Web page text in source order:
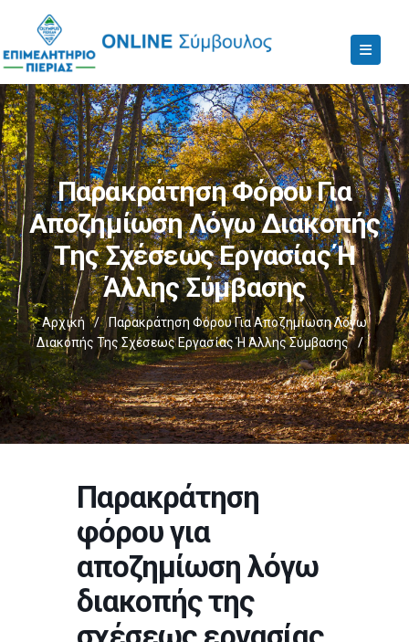
Παρακράτηση Φόρου Για
Αποζημίωση Λόγω Διακοπής
Της Σχέσεως Εργασίας Ή
Άλλης Σύμβασης
Αρχική /
Παρακράτηση Φόρου Για Αποζημίωση Λόγω
Διακοπής Της Σχέσεως Εργασίας Ή Άλλης Σύμβασης
/
Παρακράτηση
φόρου για
αποζημίωση λόγω
διακοπής της